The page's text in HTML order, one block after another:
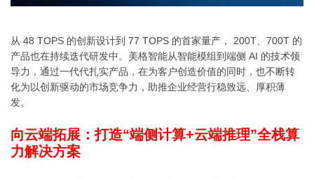
从 48 TOPS 的创新设计到 77 TOPS 的首家量产， 200T、700T 的
产品也在持续迭代研发中。美格智能从智能模组到端侧 AI 的技术领
导力，通过一代代扎实产品，在为客户创造价值的同时，也不断转
化为以创新驱动的市场竞争力，助推企业经营行稳致远、厚积薄
发。
向云端拓展：打造“端侧计算+云端推理”全栈算
力解决方案